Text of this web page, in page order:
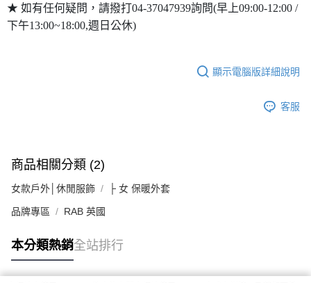
★ 如有任何疑問，請撥打04-37047939詢問(早上09:00-12:00 /
下午13:00~18:00,週日公休)
顯示電腦版詳細說明
客服
商品相關分類 (2)
女款戶外│休閒服飾 ├ 女 保暖外套
品牌專區 RAB 英國
本分類熱銷全站排行